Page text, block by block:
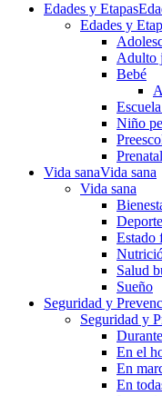
Edades y Etapas
Edades y
Adulto
Bebé
Niño
Prenatal
Vida sanaVida sana
Vida sana
Estado
Salud
Sueño
Seguridad y
Seguridad y
En el
En
En